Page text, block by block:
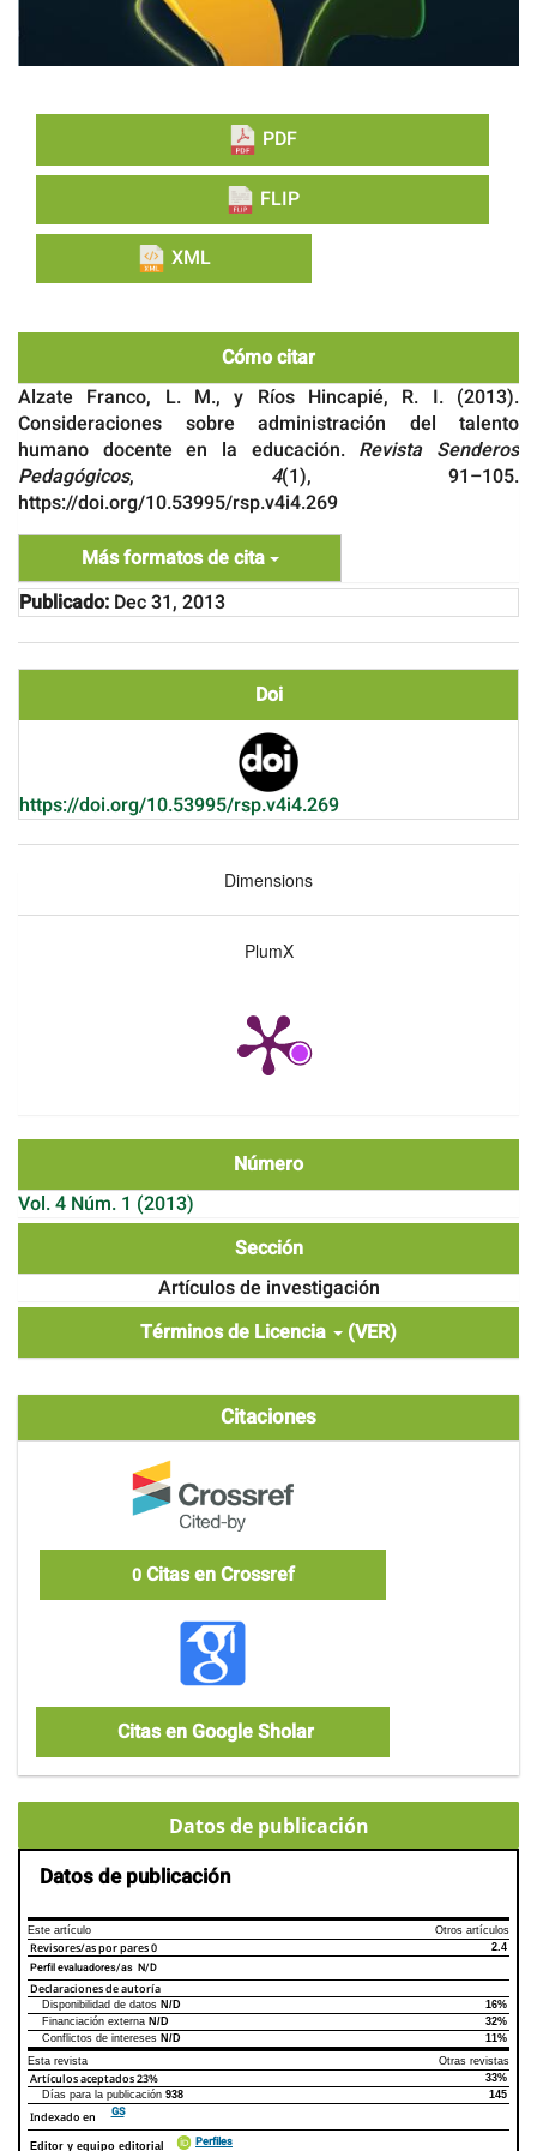
PDF
FLIP
XML
Cómo citar
Alzate Franco, L. M., y Ríos Hincapié, R. I. (2013).
Consideraciones sobre administración del talento
humano docente en la educación. Revista Senderos
Pedagógicos, 4(1), 91–105.
https://doi.org/10.53995/rsp.v4i4.269
Más formatos de cita
Publicado: Dec 31, 2013
Doi
https://doi.org/10.53995/rsp.v4i4.269
Dimensions
PlumX
Número
Vol. 4 Núm. 1 (2013)
Sección
Artículos de investigación
Términos de Licencia
(VER)
Citaciones
0Citas en Crossref
Citas en Google Sholar
Datos de publicación
Datos de publicación
Este artículo Otros artículos
Revisores/as por pares0 2.4
Perfil evaluadores/as N/D
Declaraciones de autoría
Declaraciones de autoríaEste artículo
Disponibilidad de datos N/D
16%
Financiación externa N/D
32%
Conflictos de intereses N/D
11%
Esta revista
Otras revistas
Artículos aceptados23%
33%
Días para la publicación 938 145
Indexado en GS
Editor y equipo editorial Perfiles